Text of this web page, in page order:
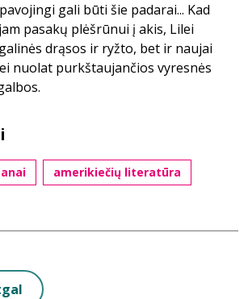
gali būti šie padarai... Kad
pasakų plėšrūnui į akis, Lilei
drąsos ir ryžto, bet ir naujai
nuolat purkštaujančios vyresnės
amerikiečių literatūra